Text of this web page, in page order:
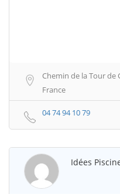
Chemin de la Tour de
France
04 74 94 10 79
Idées